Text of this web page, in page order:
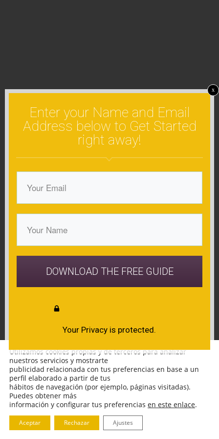
Enter your Name and Email
Address below to Get Started
right away!
DOWNLOAD THE FREE GUIDE
Your Privacy is protected.
x
Utilizamos cookies propias y de terceros para analizar
nuestros servicios y mostrarte
publicidad relacionada con tus preferencias en base a un
perfil elaborado a partir de tus
hábitos de navegación (por ejemplo, páginas visitadas).
Puedes obtener más
información y configurar tus preferencias en este enlace.
Aceptar Rechazar Ajustes